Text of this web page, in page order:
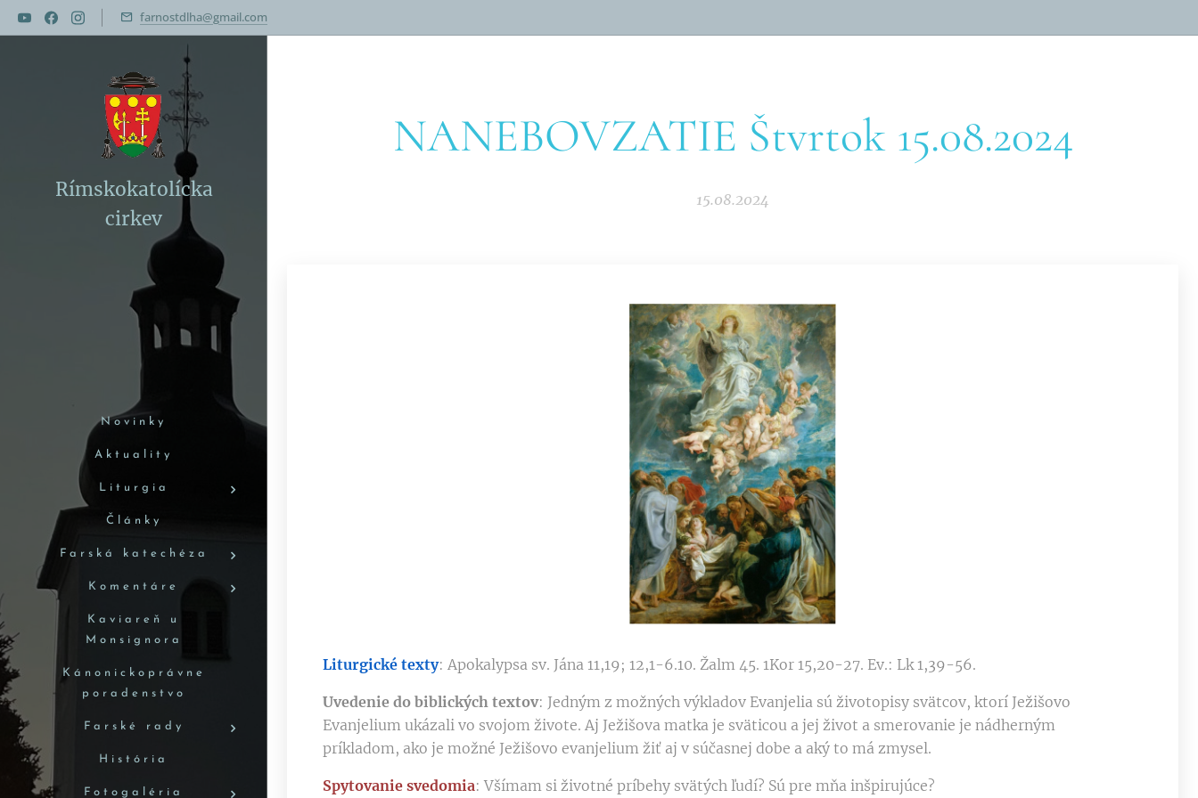
farnostdlha@gmail.com
Rímskokatolícka
cirkev
Novinky
Aktuality
Liturgia
Články
Farská katechéza
Komentáre
Kaviareň u
Monsignora
Kánonickoprávne
poradenstvo
Farské rady
História
Fotogaléria
NANEBOVZATIE Štvrtok 15.08.2024
15.08.2024
Liturgické texty: Apokalypsa sv. Jána 11,19; 12,1-6.10. Žalm 45. 1Kor 15,20-27. Ev.: Lk 1,39-56.
Uvedenie do biblických textov: Jedným z možných výkladov Evanjelia sú životopisy svätcov, ktorí Ježišovo
Evanjelium ukázali vo svojom živote. Aj Ježišova matka je sväticou a jej život a smerovanie je nádherným
príkladom, ako je možné Ježišovo evanjelium žiť aj v súčasnej dobe a aký to má zmysel.
Spytovanie svedomia: Všímam si životné príbehy svätých ľudí? Sú pre mňa inšpirujúce?